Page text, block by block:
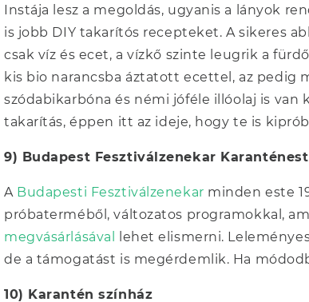
Instája lesz a megoldás, ugyanis a lányok
is jobb DIY takarítós recepteket. A sikeres
csak víz és ecet, a vízkő szinte leugrik a
kis bio narancsba áztatott ecettel, az pedig
szódabikarbóna és némi jóféle illóolaj is van
takarítás, éppen itt az ideje, hogy te is
9) Budapest Fesztiválzenekar Karanténest
A Budapesti Fesztiválzenekar minden este
próbaterméből, változatos programokkal,
megvásárlásával
lehet elismerni.
de a támogatást is megérdemlik. Ha
10) Karantén színház